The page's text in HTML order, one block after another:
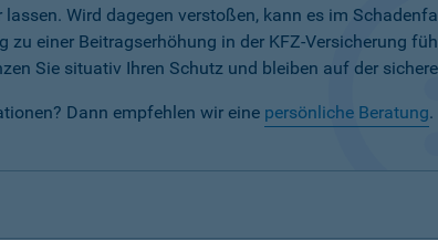
lassen. Wird dagegen verstoßen, kann es im
zu einer Beitragserhöhung in der KFZ-Versicherung
Sie situativ Ihren Schutz und bleiben auf der
Dann empfehlen wir eine persönliche Beratung.